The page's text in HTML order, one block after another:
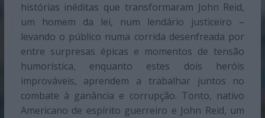
histórias inéditas que transformaram John Reid,
um homem da lei, num lendário justiceiro –
levando o público numa corrida desenfreada por
entre surpresas épicas e momentos de tensão
humorística, enquanto estes dois heróis
improváveis, aprendem a trabalhar juntos no
combate à ganância e corrupção. Tonto, nativo
Americano de espírito guerreiro e John Reid, um